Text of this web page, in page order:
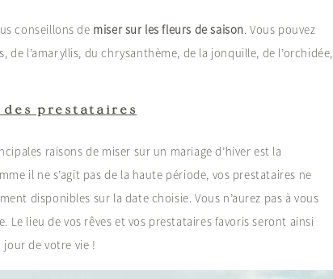
conseillons de miser sur les fleurs de saison. Vous pouvez
de l’amaryllis, du chrysanthème, de la jonquille, de l’orchidée,
prestataires
raisons de miser sur un mariage d’hiver est la
il ne s’agit pas de la haute période, vos prestataires ne
disponibles sur la date choisie. Vous n’aurez pas à vous
Le lieu de vos rêves et vos prestataires favoris seront ainsi
de votre vie !